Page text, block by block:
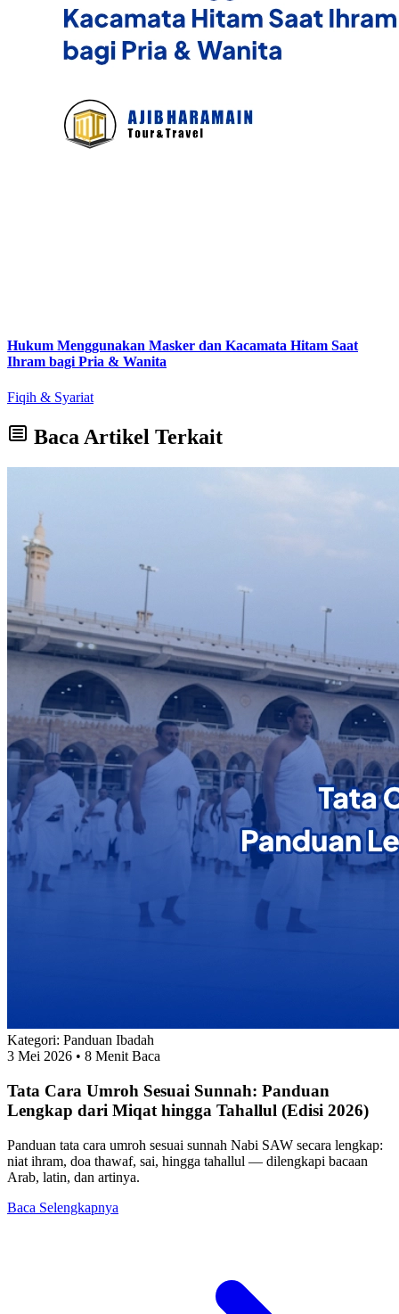
Hukum Menggunakan Masker dan Kacamata Hitam Saat
Ihram bagi Pria & Wanita
Fiqih & Syariat
Baca Artikel Terkait
Kategori: Panduan Ibadah
3 Mei 2026 • 8 Menit Baca
Tata Cara Umroh Sesuai Sunnah: Panduan
Lengkap dari Miqat hingga Tahallul (Edisi 2026)
Panduan tata cara umroh sesuai sunnah Nabi SAW secara lengkap:
niat ihram, doa thawaf, sai, hingga tahallul — dilengkapi bacaan
Arab, latin, dan artinya.
Baca Selengkapnya